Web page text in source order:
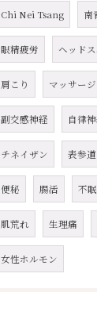
Chi Nei Tsang 南
眼精疲労 ヘッド
肩こり マッサージ
副交感神経 自律
チネイザン 表参道
便秘 腸活 不眠
肌荒れ 生理痛
女性ホルモン